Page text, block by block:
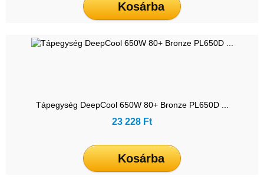
Kosárba
Tápegység DeepCool 650W 80+ Bronze PL650D ...
23 228 Ft
Kosárba